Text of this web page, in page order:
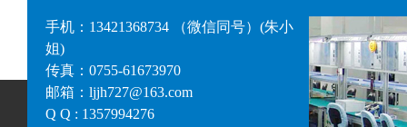
手机：13421368734 （微信同号）(朱小
姐)
传真：0755-61673970
邮箱：ljjh727@163.com
Q Q : 1357994276